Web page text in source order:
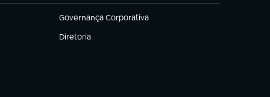
Governança Corporativa
(abre em nova aba)
Diretoria
(abre em nova aba)